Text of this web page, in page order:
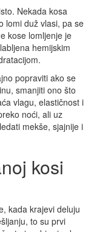
Nekada kosa
lomi duž vlasi, pa se
kose lomljenje je
hemijskim
popraviti ako se
smanjiti ono što
vlagu, elastičnost i
noći, ali uz
mekše, sjajnije i
kosi
kada krajevi deluju
to su prvi